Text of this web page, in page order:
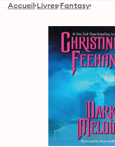
Accueil Livres Fantasy